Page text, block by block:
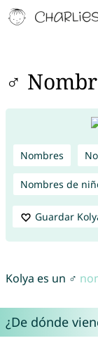
♂
Nombres
Nombres de
Guardar
Kolya es un ♂
¿De dónde